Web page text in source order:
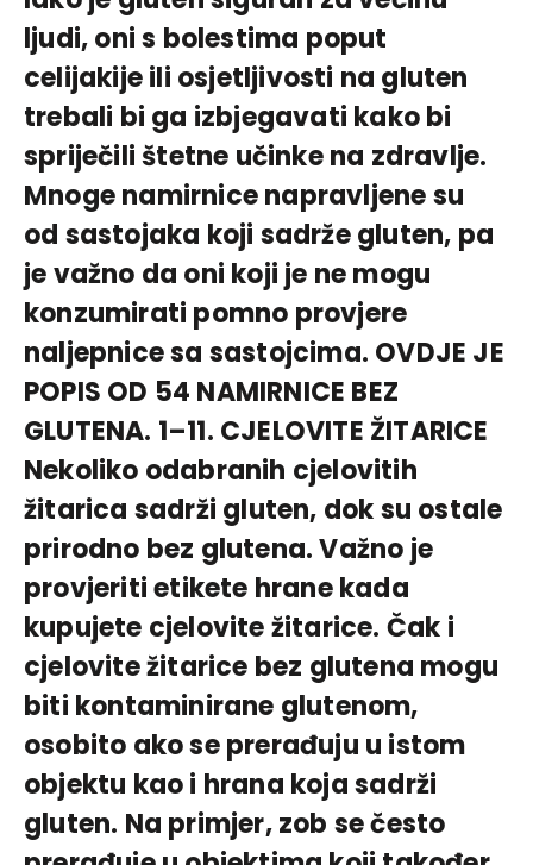
ljudi, oni s bolestima poput
celijakije ili osjetljivosti na gluten
trebali bi ga izbjegavati kako bi
spriječili štetne učinke na zdravlje.
Mnoge namirnice napravljene su
od sastojaka koji sadrže gluten, pa
je važno da oni koji je ne mogu
konzumirati pomno provjere
naljepnice sa sastojcima. OVDJE JE
POPIS OD 54 NAMIRNICE BEZ
GLUTENA. 1–11. CJELOVITE ŽITARICE
Nekoliko odabranih cjelovitih
žitarica sadrži gluten, dok su ostale
prirodno bez glutena. Važno je
provjeriti etikete hrane kada
kupujete cjelovite žitarice. Čak i
cjelovite žitarice bez glutena mogu
biti kontaminirane glutenom,
osobito ako se prerađuju u istom
objektu kao i hrana koja sadrži
gluten. Na primjer, zob se često